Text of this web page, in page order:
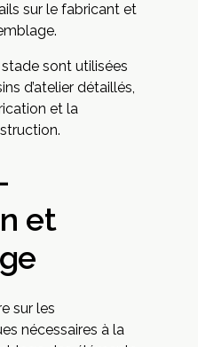
sur le fabricant et
sont utilisées
d’atelier détaillés,
et la
et
sur les
nécessaires à la